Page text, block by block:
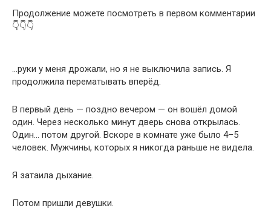
Продолжение можете посмотреть в первом комментарии
👇👇👇
…руки у меня дрожали, но я не выключила запись. Я
продолжила перематывать вперёд.
В первый день — поздно вечером — он вошёл домой
один. Через несколько минут дверь снова открылась.
Один… потом другой. Вскоре в комнате уже было 4–5
человек. Мужчины, которых я никогда раньше не видела.
Я затаила дыхание.
Потом пришли девушки.